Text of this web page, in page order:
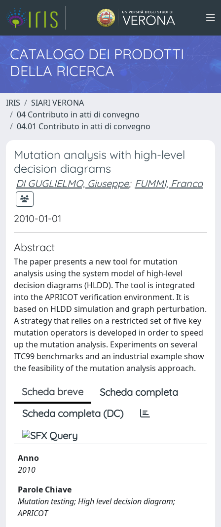
CATALOGO DEI PRODOTTI
DELLA RICERCA
IRIS
SIARI VERONA
04 Contributo in atti di convegno
04.01 Contributo in atti di convegno
Mutation analysis with high-level
decision diagrams
DI GUGLIELMO, Giuseppe; FUMMI, Franco
2010-01-01
Abstract
The paper presents a new tool for mutation
analysis using the system model of high-level
decision diagrams (HLDD). The tool is integrated
into the APRICOT verification environment. It is
based on HLDD simulation and graph perturbation.
A strategy that relies on a restricted set of five key
mutation operators is developed in order to speed
up the mutation analysis. Experiments on several
ITC99 benchmarks and an industrial example show
the feasibility of the mutation analysis approach.
Scheda breve
Scheda completa
Scheda completa (DC)
Anno
2010
Parole Chiave
Mutation testing; High level decision diagram;
APRICOT